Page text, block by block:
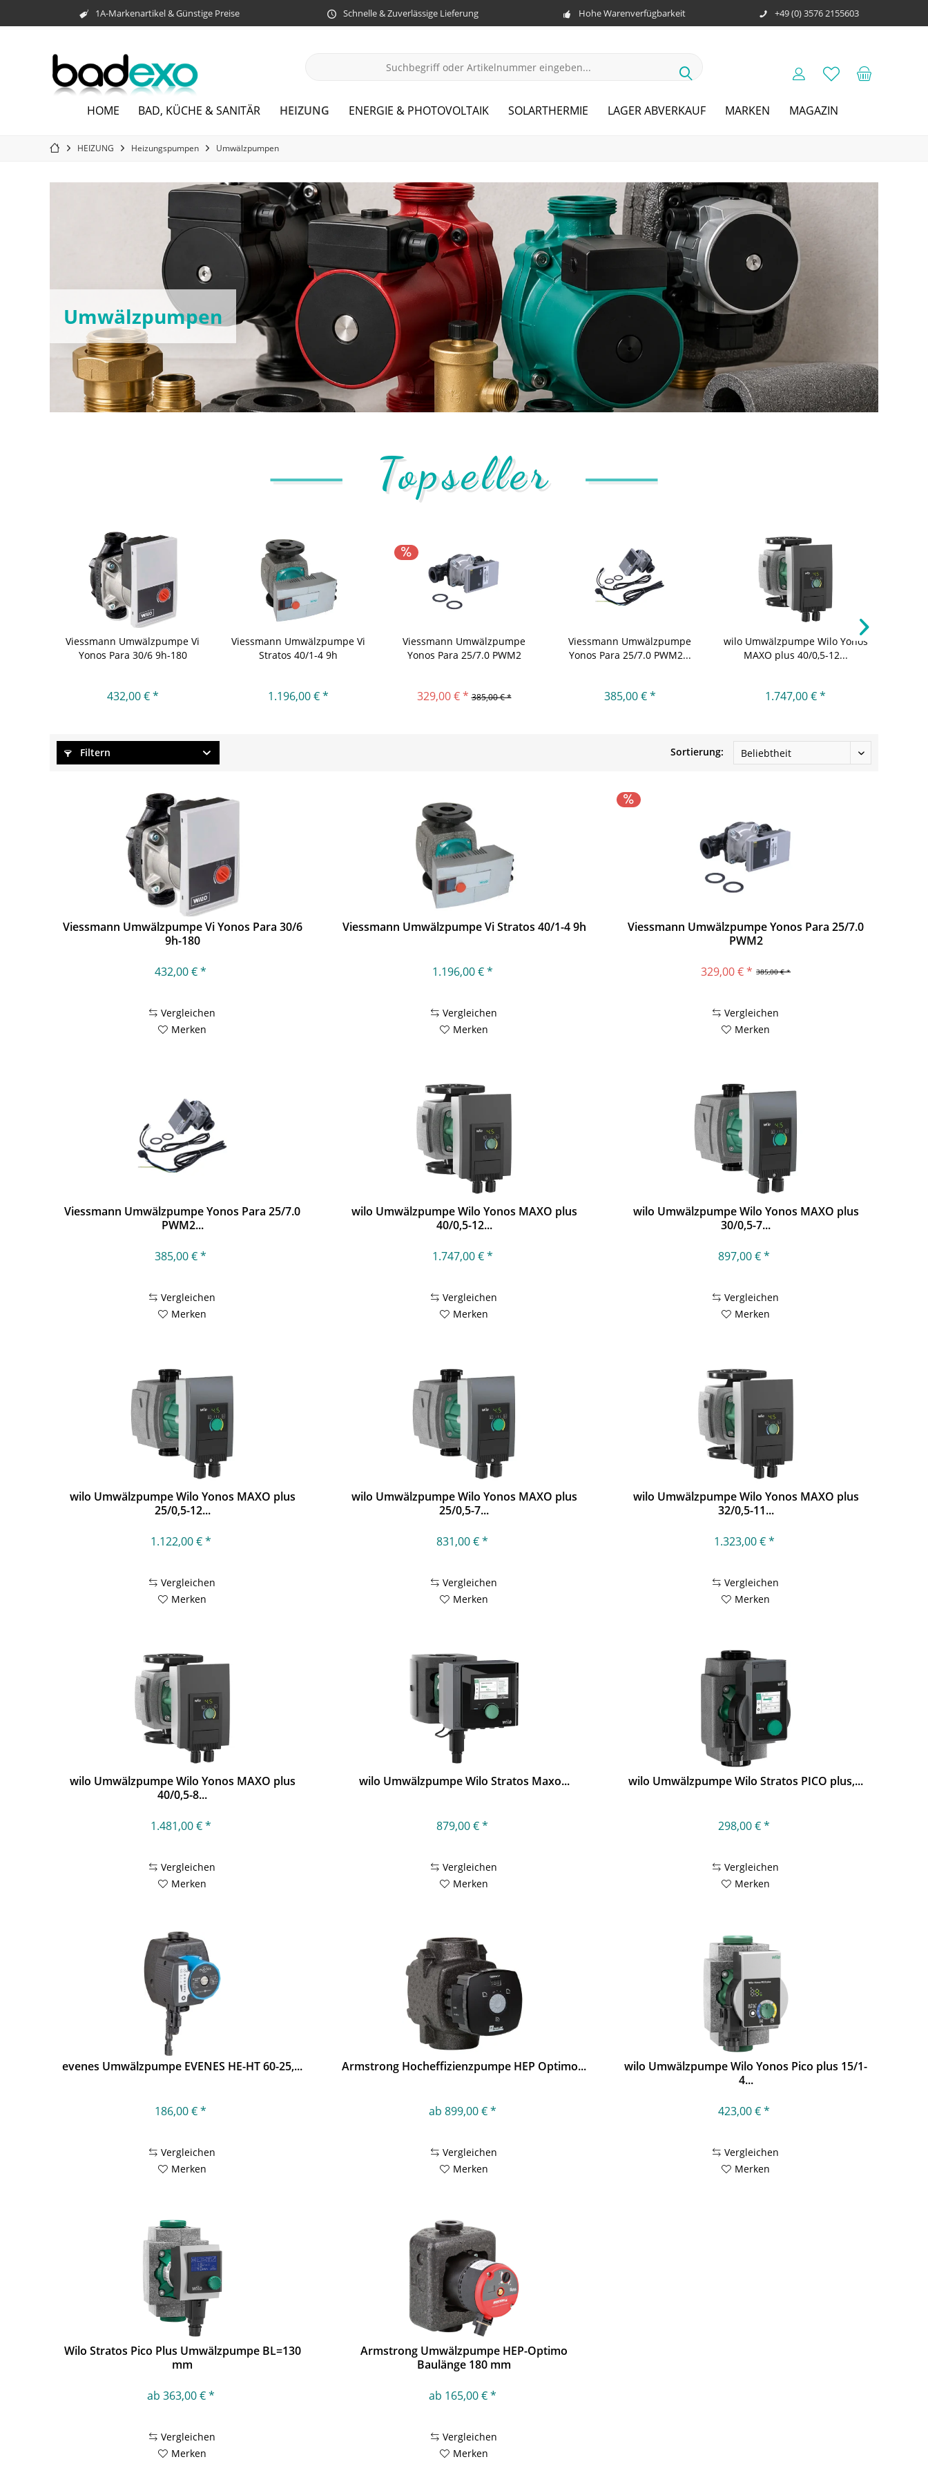
1A-Markenartikel & Günstige Preise Schnelle & Zuverlässige Lieferung Hohe Warenverfügbarkeit +49 (0) 3576 2155603
HOME BAD, KÜCHE & SANITÄR HEIZUNG ENERGIE & PHOTOVOLTAIK SOLARTHERMIE LAGER ABVERKAUF MARKEN MAGAZIN
HEIZUNG Heizungspumpen Umwälzpumpen
Umwälzpumpen
Topseller
Viessmann Umwälzpumpe Vi
Yonos Para 30/6 9h-180
432,00 € *
Viessmann Umwälzpumpe Vi
Stratos 40/1-4 9h
1.196,00 € *
Viessmann Umwälzpumpe
Yonos Para 25/7.0 PWM2
329,00 € * 385,00 € *
Viessmann Umwälzpumpe
Yonos Para 25/7.0 PWM2...
385,00 € *
wilo Umwälzpumpe Wilo Yonos
MAXO plus 40/0,5-12...
1.747,00 € *
Filtern Sortierung:
Viessmann Umwälzpumpe Vi Yonos Para 30/6
9h-180
432,00 € *
Vergleichen
Merken
Viessmann Umwälzpumpe Vi Stratos 40/1-4 9h
1.196,00 € *
Vergleichen
Merken
Viessmann Umwälzpumpe Yonos Para 25/7.0
PWM2
385,00 € *
329,00 € *
Vergleichen
Merken
Viessmann Umwälzpumpe Yonos Para 25/7.0
PWM2...
385,00 € *
Vergleichen
Merken
wilo Umwälzpumpe Wilo Yonos MAXO plus
40/0,5-12...
1.747,00 € *
Vergleichen
Merken
wilo Umwälzpumpe Wilo Yonos MAXO plus
30/0,5-7...
897,00 € *
Vergleichen
Merken
wilo Umwälzpumpe Wilo Yonos MAXO plus
25/0,5-12...
1.122,00 € *
Vergleichen
Merken
wilo Umwälzpumpe Wilo Yonos MAXO plus
25/0,5-7...
831,00 € *
Vergleichen
Merken
wilo Umwälzpumpe Wilo Yonos MAXO plus
32/0,5-11...
1.323,00 € *
Vergleichen
Merken
wilo Umwälzpumpe Wilo Yonos MAXO plus
40/0,5-8...
1.481,00 € *
Vergleichen
Merken
wilo Umwälzpumpe Wilo Stratos Maxo...
879,00 € *
Vergleichen
Merken
wilo Umwälzpumpe Wilo Stratos PICO plus,...
298,00 € *
Vergleichen
Merken
evenes Umwälzpumpe EVENES HE-HT 60-25,...
186,00 € *
Vergleichen
Merken
Armstrong Hocheffizienzpumpe HEP Optimo...
ab 899,00 € *
Vergleichen
Merken
wilo Umwälzpumpe Wilo Yonos Pico plus 15/1-
4...
423,00 € *
Vergleichen
Merken
Wilo Stratos Pico Plus Umwälzpumpe BL=130
mm
ab 363,00 € *
Vergleichen
Merken
Armstrong Umwälzpumpe HEP-Optimo
Baulänge 180 mm
ab 165,00 € *
Vergleichen
Merken